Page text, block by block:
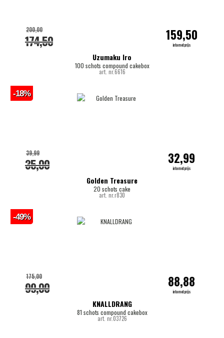
Uzumaku Iro
100 schots compound cakebox
art. nr.6616
174,50
200,00 159,50
internetprijs
Golden Treasure
20 schots cake
art. nr.r830
35,00
39,99 32,99
internetprijs
-18%
KNALLDRANG
81 schots compound cakebox
art. nr.03726
99,00
175,00 88,88
internetprijs
-49%